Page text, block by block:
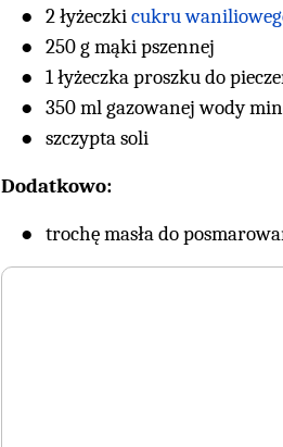
2 łyżeczkicukru
250 g mąki pszennej
1 łyżeczka proszku do
350 ml gazowanej wody
szczypta soli
Dodatkowo:
trochę masła do